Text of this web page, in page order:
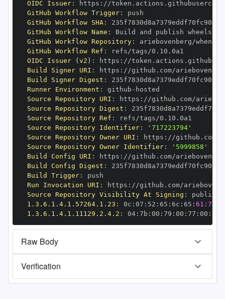
OIDC Issuer: https :
GitHub Workflow Trigger:
GitHub Workflow SHA:
GitHub Workflow Name :
GitHub Workflow Repository:
GitHub Workflow Ref :
OIDC Issuer (v2) : https :
Build Signer URI : https :
Build Signer Digest :
Runner Environment : github -
Source Repository URI : https :
Source Repository Digest :
Source Repository Ref :
Source Repository Identifier:
'717223794'
Source Repository Owner URI : https :
Source Repository Owner Identifier:
'5999858'
Build Config URI : https :
Build Config Digest :
Build Trigger:
Run Invocation URI : https :
Source Repository Visibility At Signing :
1.3.6.1.4.1.57264.1.23 : 0c : 07 : 52 : 65 : 6c : 65 :
1.3.6.1.4.1.11129.2.4.2 : 04: 7b : 00 : 79 : 00 : 77 : 00 : dd
Raw Body
Verification